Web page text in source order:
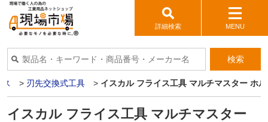
詳細検索 MENU
検索
> 刃先交換式工具 > イスカル フライス工具 マルチマスター ホ
イスカル フライス工具 マルチマスター